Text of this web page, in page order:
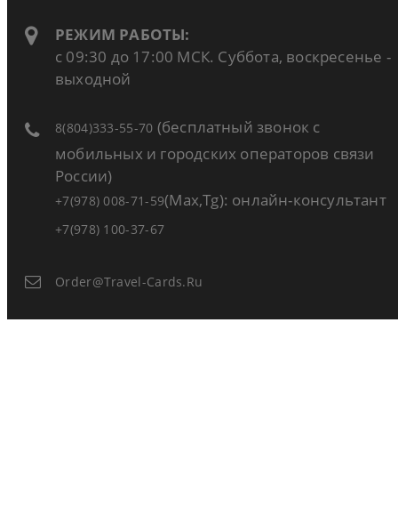
РЕЖИМ РАБОТЫ:
с 09:30 до 17:00 МСК. Суббота, воскресенье -
выходной
8(804)333-55-70 (бесплатный звонок с
мобильных и городских операторов связи
России)
+7(978) 008-71-59(Max,Tg): онлайн-консультант
+7(978) 100-37-67
Order@travel-Cards.ru